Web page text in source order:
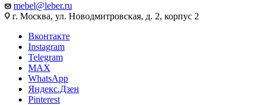
mebel@leber.ru
г. Москва, ул. Новодмитровская, д. 2, корпус 2
Вконтакте
Instagram
Telegram
MAX
WhatsApp
Яндекс.Дзен
Pinterest